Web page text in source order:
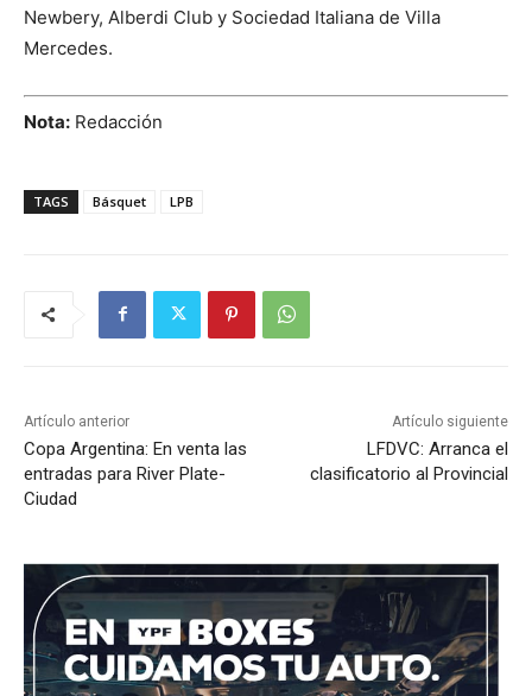
Newbery, Alberdi Club y Sociedad Italiana de Villa
Mercedes.
Nota: Redacción
TAGS Básquet LPB
Artículo anterior
Copa Argentina: En venta las
entradas para River Plate-
Ciudad
Artículo siguiente
LFDVC: Arranca el
clasificatorio al Provincial